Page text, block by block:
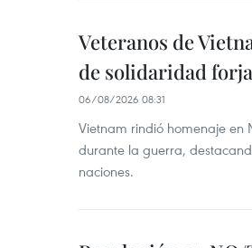
Veteranos de
de solidaridad
06/08/2026 08:31
Vietnam rindió homenaje en
durante la guerra,
naciones.